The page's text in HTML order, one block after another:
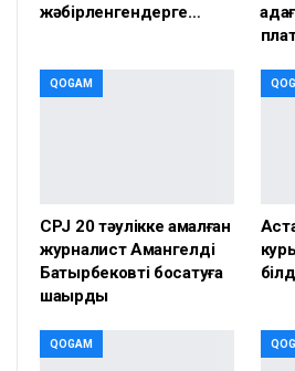
жәбірленгендерге…
QOGAM
CPJ 20 тәулікке қамалған
журналист Амангелді
Батырбековті босатуға
шақырды
QOGAM